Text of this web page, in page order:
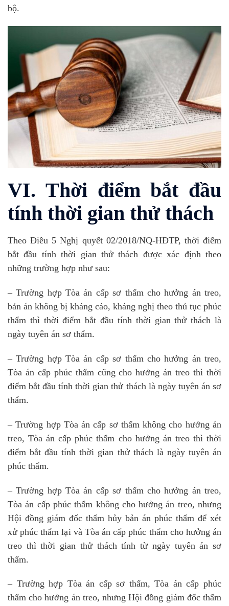
bộ.
VI. Thời điểm bắt đầu
tính thời gian thử thách
Theo Điều 5 Nghị quyết 02/2018/NQ-HĐTP, thời điểm
bắt đầu tính thời gian thử thách được xác định theo
những trường hợp như sau:
– Trường hợp Tòa án cấp sơ thẩm cho hưởng án treo,
bản án không bị kháng cáo, kháng nghị theo thủ tục phúc
thẩm thì thời điểm bắt đầu tính thời gian thử thách là
ngày tuyên án sơ thẩm.
– Trường hợp Tòa án cấp sơ thẩm cho hưởng án treo,
Tòa án cấp phúc thẩm cũng cho hưởng án treo thì thời
điểm bắt đầu tính thời gian thử thách là ngày tuyên án sơ
thẩm.
– Trường hợp Tòa án cấp sơ thẩm không cho hưởng án
treo, Tòa án cấp phúc thẩm cho hưởng án treo thì thời
điểm bắt đầu tính thời gian thử thách là ngày tuyên án
phúc thẩm.
– Trường hợp Tòa án cấp sơ thẩm cho hưởng án treo,
Tòa án cấp phúc thẩm không cho hưởng án treo, nhưng
Hội đồng giám đốc thẩm hủy bản án phúc thẩm để xét
xử phúc thẩm lại và Tòa án cấp phúc thẩm cho hưởng án
treo thì thời gian thử thách tính từ ngày tuyên án sơ
thẩm.
– Trường hợp Tòa án cấp sơ thẩm, Tòa án cấp phúc
thẩm cho hưởng án treo, nhưng Hội đồng giám đốc thẩm